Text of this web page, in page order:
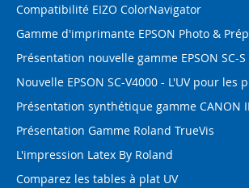
Compatibilité EIZO ColorNavigator
Gamme d'imprimante EPSON Photo &
Présentation nouvelle gamme EPSON SC-S
Nouvelle EPSON SC-V4000 - L'UV pour les
Présentation synthétique gamme CANON
Présentation Gamme Roland TrueVis
L'impression Latex By Roland
Comparez les tables à plat UV